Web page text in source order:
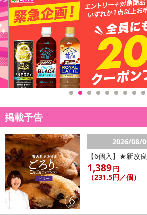
注意事項
【キャンセルについて】
※お申込み後のキャンセルはお受けできませ
記載されている内容を必ずご確認いただき、
にご納得いただきましたうえでお申し込みく
※パッケージ変更や商品リニューアル(成分な
掲載予告
2026/08/
【6個入】★新改
1,389円
（231.5円／個）